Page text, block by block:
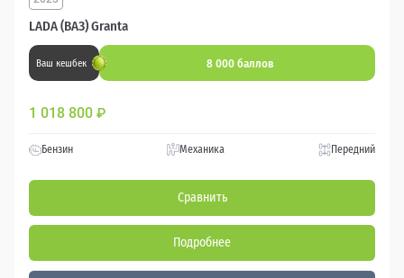
LADA (ВАЗ) Granta
Ваш кешбек 8 000 баллов
1 018 800 ₽
Бензин Механика Передний
Сравнить
Подробнее